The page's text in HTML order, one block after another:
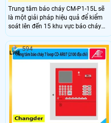
Trung tâm báo cháy CM-P1-15L sẽ
là một giải pháp hiệu quả để kiểm
soát lên đến 15 khu vực báo cháy
bảo đảm an toàn tuyệt đối. Trung
tâm CM-P1-15L Với thiết kế vỏ thép
sơn tĩnh điện chắc chắn đáp ứng
nhu cầu bảo vệ tài sản và con người
khỏi nguy cơ cháy nổ.
594